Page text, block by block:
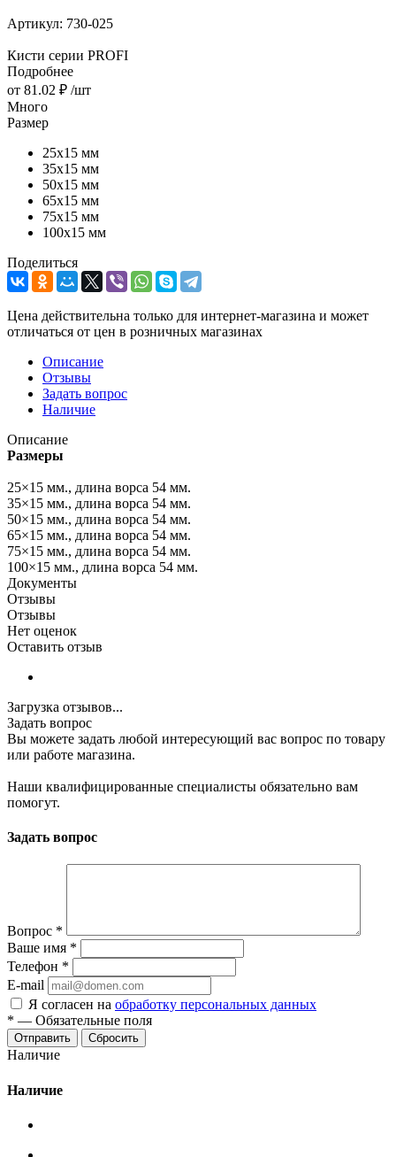
Артикул: 730-025
Кисти серии PROFI
Подробнее
от 81.02 ₽ /шт
Много
Размер
25х15 мм
35х15 мм
50х15 мм
65х15 мм
75х15 мм
100х15 мм
Поделиться
Цена действительна только для интернет-магазина и может
отличаться от цен в розничных магазинах
Описание
Отзывы
Задать вопрос
Наличие
Описание
Размеры
25×15 мм., длина ворса 54 мм.
35×15 мм., длина ворса 54 мм.
50×15 мм., длина ворса 54 мм.
65×15 мм., длина ворса 54 мм.
75×15 мм., длина ворса 54 мм.
100×15 мм., длина ворса 54 мм.
Документы
Отзывы
Отзывы
Нет оценок
Оставить отзыв
Загрузка отзывов...
Задать вопрос
Вы можете задать любой интересующий вас вопрос по товару
или работе магазина.
Наши квалифицированные специалисты обязательно вам
помогут.
Задать вопрос
Вопрос *
Ваше имя *
Телефон *
E-mail
Я согласен на обработку персональных данных
* — Обязательные поля
Сбросить
Наличие
Наличие